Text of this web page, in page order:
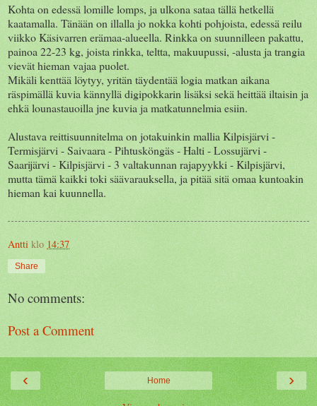
Kohta on edessä lomille lomps, ja ulkona sataa tällä hetkellä
kaatamalla. Tänään on illalla jo nokka kohti pohjoista, edessä reilu
viikko Käsivarren erämaa-alueella. Rinkka on suunnilleen pakattu,
painoa 22-23 kg, joista rinkka, teltta, makuupussi, -alusta ja trangia
vievät hieman vajaa puolet.
Mikäli kenttää löytyy, yritän täydentää logia matkan aikana
räspimällä kuvia kännyllä digipokkarin lisäksi sekä heittää iltaisin ja
ehkä lounastauoilla jne kuvia ja matkatunnelmia esiin.
Alustava reittisuunnitelma on jotakuinkin mallia Kilpisjärvi -
Termisjärvi - Saivaara - Pihtusköngäs - Halti - Lossujärvi -
Saarijärvi - Kilpisjärvi - 3 valtakunnan rajapyykki - Kilpisjärvi,
mutta tämä kaikki toki säävarauksella, ja pitää sitä omaa kuntoakin
hieman kai kuunnella.
Antti klo 14:37
Share
No comments:
Post a Comment
‹ ›
Home